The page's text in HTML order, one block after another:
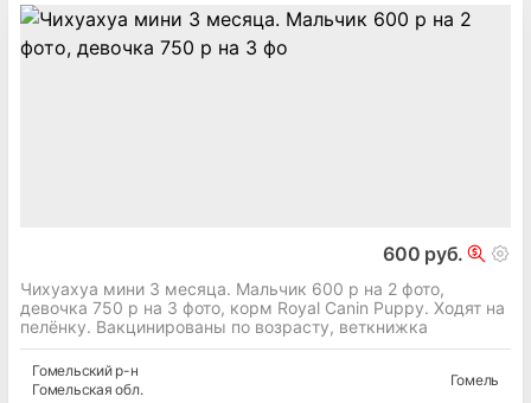
600 руб.
Чихуахуа мини 3 месяца. Мальчик 600 р на 2 фото,
девочка 750 р на 3 фото, корм Royal Canin Puppy. Ходят на
пелёнку. Вакцинированы по возрасту, веткнижка
Гомельскийр-н
Гомельская обл.
Гомель